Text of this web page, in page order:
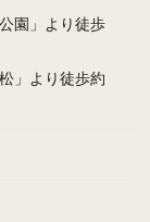
園」より徒歩
」より徒歩約